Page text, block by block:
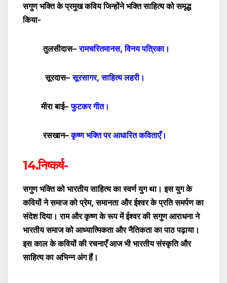
सगुण भक्ति के प्रमुख कविय जिन्होंने भक्ति साहित्य को समृद्ध
किया-
तुलसीदास– रामचरितमानस,विनय पत्रिका।
सूरदास– सूरसागर,साहित्य लहरी।
मीरा बाई– फुटकर गीत।
रसखान–कृष्ण भक्ति पर आधारित कविताएँ।
14.निष्कर्ष-
सगुण भक्ति को भारतीय साहित्य का स्वर्ण युग था। इस युग के
कवियों ने समाज को प्रेम,समानता और ईश्वर के प्रति समर्पण का
संदेश दिया। राम और कृष्ण के रूप में ईश्वर की सगुण आराधना ने
भारतीय समाज को आध्यात्मिकता और नैतिकता का पाठ पढ़ाया।
इस काल के कवियों की रचनाएँ आज भी भारतीय संस्कृति और
साहित्य का अभिन्न अंग हैं।